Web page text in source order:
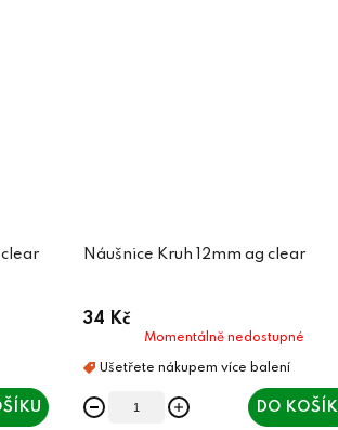
clear Náušnice Kruh 12mm ag clear
34 Kč
Momentálně nedostupné
DO